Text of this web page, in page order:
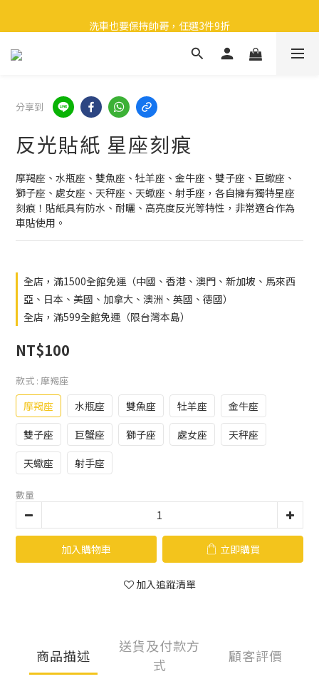
洗車也要保持帥哥，任選3件9折
領取40元購物金
分享到
反光貼紙 星座刻痕
摩羯座、水瓶座、雙魚座、牡羊座、金牛座、雙子座、巨蠍座、
獅子座、處女座、天秤座、天蠍座、射手座，各自擁有獨特星座
刻痕！貼紙具有防水、耐曬、高亮度反光等特性，非常適合作為
車貼使用。
全店，滿1500全館免運（中國、香港、澳門、新加坡、馬來西
亞、日本、美國、加拿大、澳洲、英國、德國）
全店，滿599全館免運（限台灣本島）
NT$100
款式 : 摩羯座
摩羯座 水瓶座 雙魚座 牡羊座
金牛座
雙子座
巨蟹座 獅子座 處女座
天秤座
天蠍座
射手座
數量
加入購物車 立即購買
加入追蹤清單
商品描述
送貨及付款方
式
顧客評價